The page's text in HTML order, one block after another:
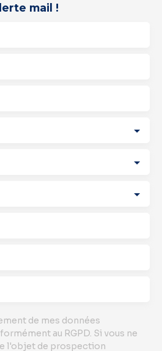
mail !
de mes données
au RGPD. Si vous ne
l'objet de prospection